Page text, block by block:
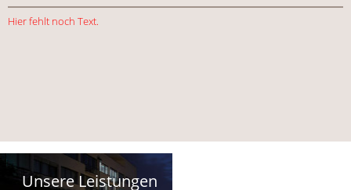
Hier fehlt noch Text.
Unsere Leistungen